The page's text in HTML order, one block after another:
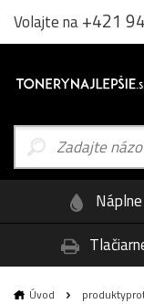
Volajte na+421
Náplne
Úvod